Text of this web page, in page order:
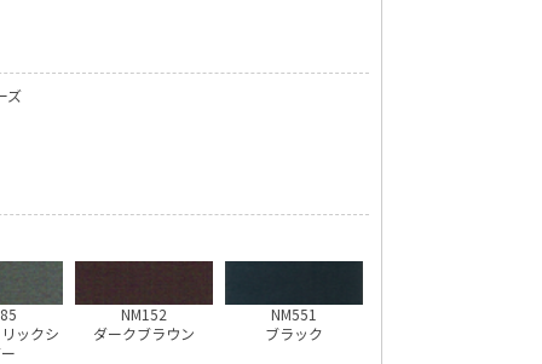
ズ
ックシ
NM152
ダークブラウン
NM551
ブラック